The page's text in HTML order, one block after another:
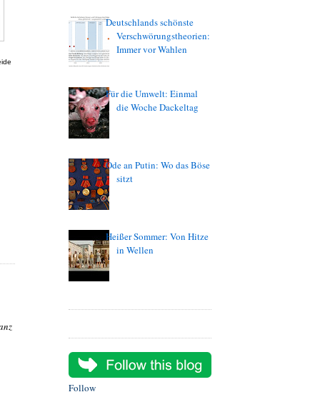
Deutschlands schönste
Verschwörungstheorien:
Immer vor Wahlen
Für die Umwelt: Einmal
die Woche Dackeltag
Ode an Putin: Wo das Böse
sitzt
Heißer Sommer: Von Hitze
in Wellen
Follow